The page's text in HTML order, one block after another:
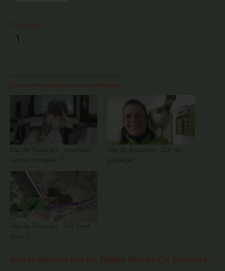
Chargement…
Vie de Poussin : pourquoi
savoir compter ?
Vie de poussin : Dur de
partager !
Vie de Poussin : J-3 c’est
quoi ?